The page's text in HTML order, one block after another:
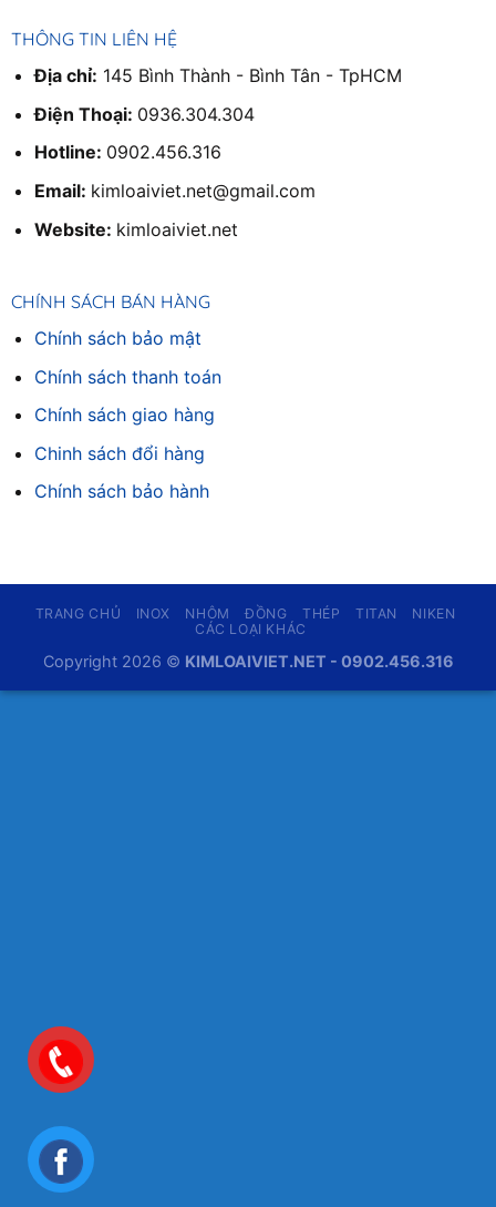
THÔNG TIN LIÊN HỆ
Địa chỉ: 145 Bình Thành - Bình Tân - TpHCM
Điện Thoại: 0936.304.304
Hotline: 0902.456.316
Email: kimloaiviet.net@gmail.com
Website: kimloaiviet.net
CHÍNH SÁCH BÁN HÀNG
Chính sách bảo mật
Chính sách thanh toán
Chính sách giao hàng
Chinh sách đổi hàng
Chính sách bảo hành
TRANG CHỦ INOX NHÔM ĐỒNG THÉP TITAN
NIKEN
CÁC LOẠI KHÁC
Copyright 2026 © KIMLOAIVIET.NET - 0902.456.316